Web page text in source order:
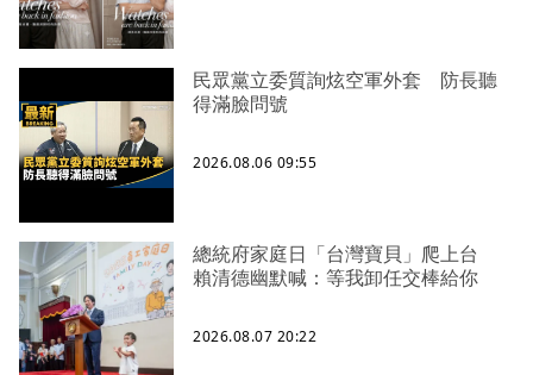
民眾黨立委質詢炫空軍外套 防長聽
得滿臉問號
2026.08.06 09:55
總統府家庭日「台灣寶貝」爬上台
賴清德幽默喊：等我卸任交棒給你
2026.08.07 20:22